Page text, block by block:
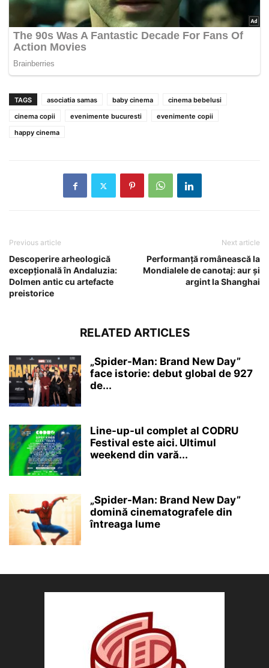
TAGS asociatia samas baby cinema
cinema bebelusi
cinema copii
evenimente bucuresti
evenimente copii
happy cinema
Previous article
Descoperire arheologică
excepțională în Andaluzia:
Dolmen antic cu artefacte
preistorice
Next article
Performanţă românească la
Mondialele de canotaj: aur și
argint la Shanghai
RELATED ARTICLES
„Spider-Man: Brand New Day”
face istorie: debut global de 927
de...
Line-up-ul complet al CODRU
Festival este aici. Ultimul
weekend din vară...
„Spider-Man: Brand New Day”
domină cinematografele din
întreaga lume